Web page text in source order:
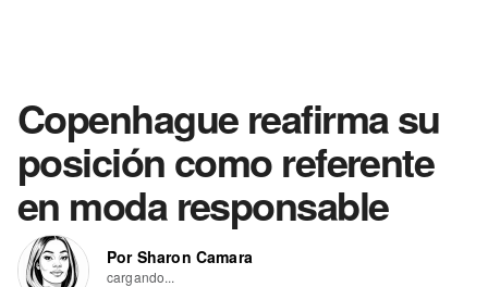
Copenhague reafirma su
posición como referente
en moda responsable
Por Sharon Camara
cargando...